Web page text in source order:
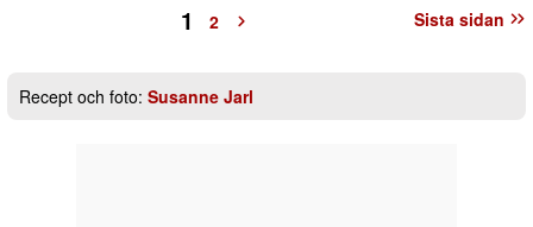
Sista sidan
1 2
Recept och foto: Susanne Jarl